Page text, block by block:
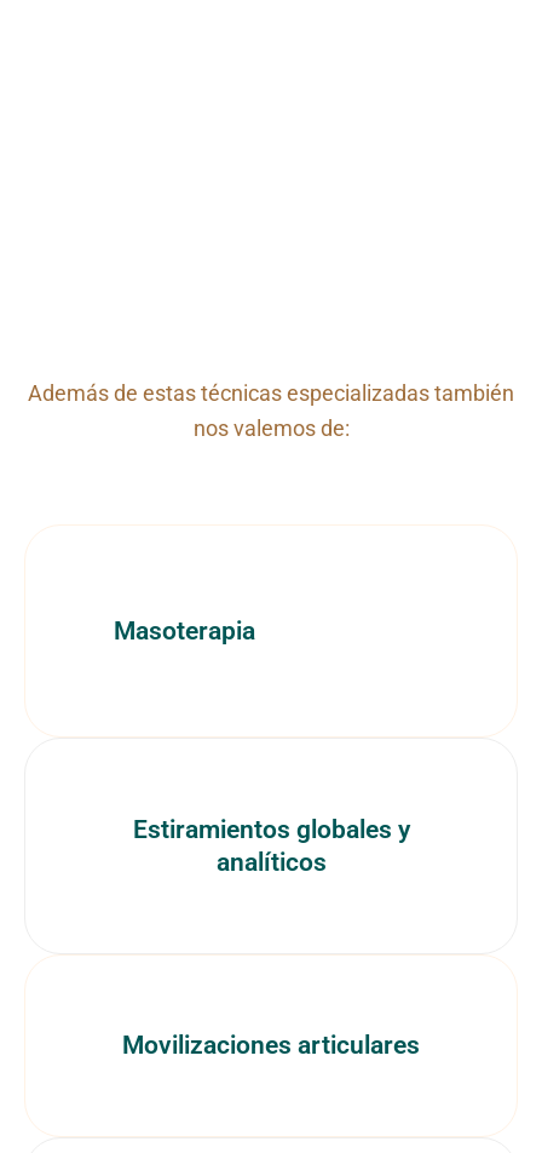
Además de estas técnicas especializadas también
nos valemos de:
Masoterapia
Estiramientos globales y
analíticos
Movilizaciones articulares